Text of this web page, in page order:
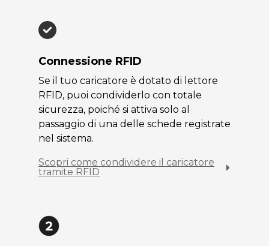
Connessione RFID
Se il tuo caricatore è dotato di lettore
RFID, puoi condividerlo con totale
sicurezza, poiché si attiva solo al
passaggio di una delle schede registrate
nel sistema.
Scopri come condividere il caricatore
tramite RFID